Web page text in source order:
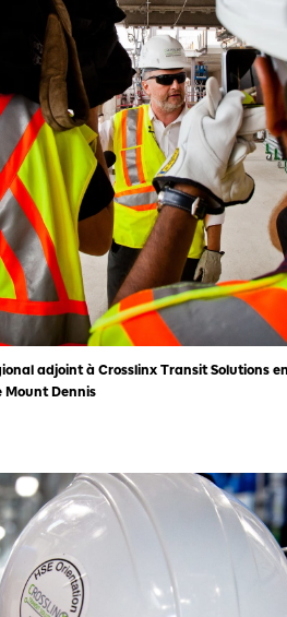
adjoint à Crosslinx Transit Solutions
Mount Dennis